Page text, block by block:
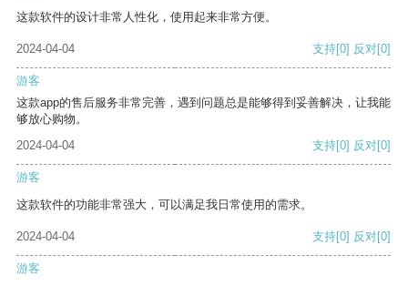
这款软件的设计非常人性化，使用起来非常方便。
2024-04-04 支持[0] 反对[0]
游客
这款app的售后服务非常完善，遇到问题总是能够得到妥善解决，让我能
够放心购物。
2024-04-04
支持[0] 反对[0]
游客
这款软件的功能非常强大，可以满足我日常使用的需求。
2024-04-04 支持[0] 反对[0]
游客